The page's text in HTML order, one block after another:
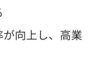
向上し、高業